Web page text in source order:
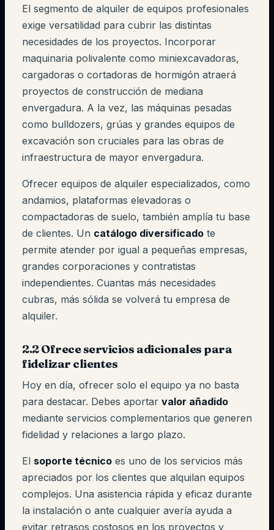
El segmento de alquiler de equipos profesionales
exige versatilidad para cubrir las distintas
necesidades de los proyectos. Incorporar
maquinaria polivalente como miniexcavadoras,
cargadoras o cortadoras de hormigón atraerá
proyectos de construcción de mediana
envergadura. A la vez, las máquinas pesadas
como bulldozers, grúas y grandes equipos de
excavación son cruciales para las obras de
infraestructura de mayor envergadura.
Ofrecer equipos de alquiler especializados, como
andamios, plataformas elevadoras o
compactadoras de suelo, también amplía tu base
de clientes. Un catálogo diversificado te
permite atender por igual a pequeñas empresas,
grandes corporaciones y contratistas
independientes. Cuantas más necesidades
cubras, más sólida se volverá tu empresa de
alquiler.
2.2 Ofrece servicios adicionales para
fidelizar clientes
Hoy en día, ofrecer solo el equipo ya no basta
para destacar. Debes aportar valor añadido
mediante servicios complementarios que generen
fidelidad y relaciones a largo plazo.
El soporte técnico es uno de los servicios más
apreciados por los clientes que alquilan equipos
complejos. Una asistencia rápida y eficaz durante
la instalación o ante cualquier avería ayuda a
evitar retrasos costosos en los proyectos y